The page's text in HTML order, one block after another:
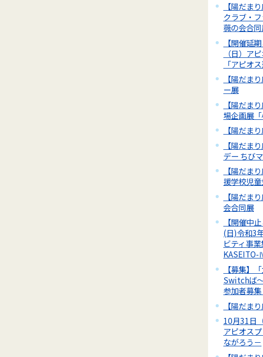
【陽だま
クラブ・
薇の会合
【開催延
（日）ア
「アピオ
【陽だま
ー展
【陽だま
場企画展
【陽だま
【陽だま
デー ちび
【陽だま
援学校児
【陽だま
会合同展
【開催中
(日)令和3
ビティ事
KASEITO-
【募集】
Switchば
参加者募集
【陽だま
10月31日
アピオス
ながろう－